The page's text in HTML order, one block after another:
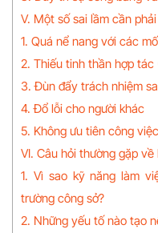
V. Một số sai lầm cần
1. Quá nể nang với các
2. Thiếu tinh thần hợp
3. Đùn đẩy trách nhiệm
4. Đổ lỗi cho người khác
5. Không ưu tiên công
VI. Câu hỏi thường gặp
1. Vì sao kỹ năng làm
trường công sở?
2. Những yếu tố nào tạo